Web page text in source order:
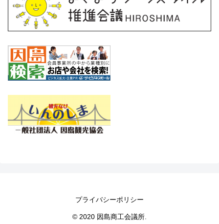
プライバシーポリシー
© 2020 因島商工会議所.